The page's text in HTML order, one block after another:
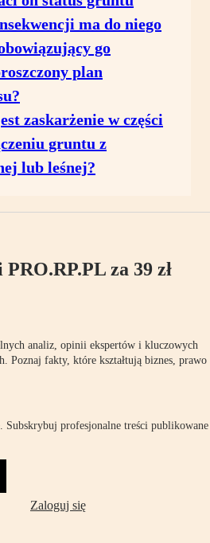
ma do niego
go
plan
zaskarżenie w części
gruntu z
lub leśnej?
za 39 zł
analiz, opinii ekspertów i kluczowych
Poznaj fakty, które kształtują biznes, prawo
Subskrybuj profesjonalne treści publikowane
Zaloguj się